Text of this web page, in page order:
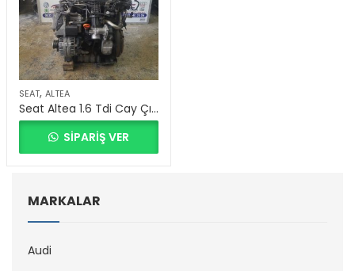
SEAT, ALTEA
Seat Altea 1.6 Tdi Cay Çıkma Motor
SIPARIŞ VER
MARKALAR
Audi